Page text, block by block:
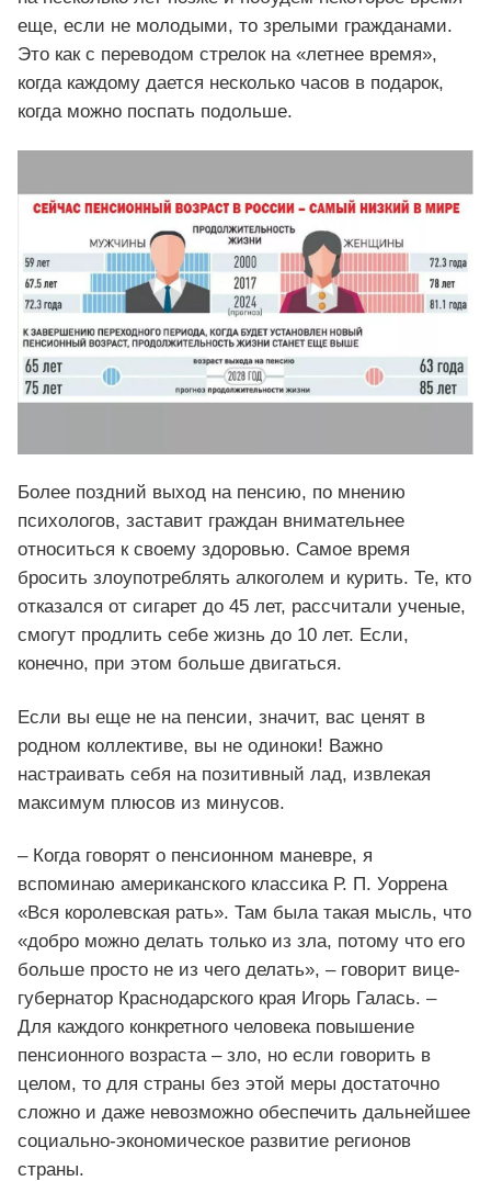
еще, если не молодыми, то зрелыми гражданами.
Это как с переводом стрелок на «летнее время»,
когда каждому дается несколько часов в подарок,
когда можно поспать подольше.
Более поздний выход на пенсию, по мнению
психологов, заставит граждан внимательнее
относиться к своему здоровью. Самое время
бросить злоупотреблять алкоголем и курить. Те, кто
отказался от сигарет до 45 лет, рассчитали ученые,
смогут продлить себе жизнь до 10 лет. Если,
конечно, при этом больше двигаться.
Если вы еще не на пенсии, значит, вас ценят в
родном коллективе, вы не одиноки! Важно
настраивать себя на позитивный лад, извлекая
максимум плюсов из минусов.
– Когда говорят о пенсионном маневре, я
вспоминаю американского классика Р. П. Уоррена
«Вся королевская рать». Там была такая мысль, что
«добро можно делать только из зла, потому что его
больше просто не из чего делать», – говорит вице-
губернатор Краснодарского края Игорь Галась. –
Для каждого конкретного человека повышение
пенсионного возраста – зло, но если говорить в
целом, то для страны без этой меры достаточно
сложно и даже невозможно обеспечить дальнейшее
социально-экономическое развитие регионов
страны.